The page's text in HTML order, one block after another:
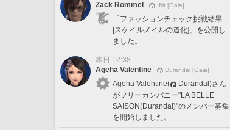
Zack Rommel
Ifrit [Gaia]
「ファッションチェック挑戦結果
[スケイルメイルの道化]」を公開し
ました。
本日 12:38
Ageha Valentine
Durandal [Gaia]
Ageha Valentine(
Durandal)さん
がフリーカンパニー"LA BELLE
SAISON(Durandal)"のメンバー募集
を開始しました。